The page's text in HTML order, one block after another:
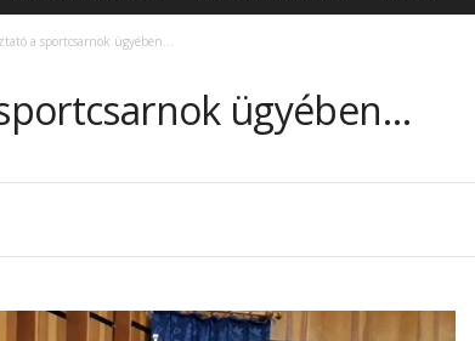
a sportcsarnok ügyében…
ügyében…